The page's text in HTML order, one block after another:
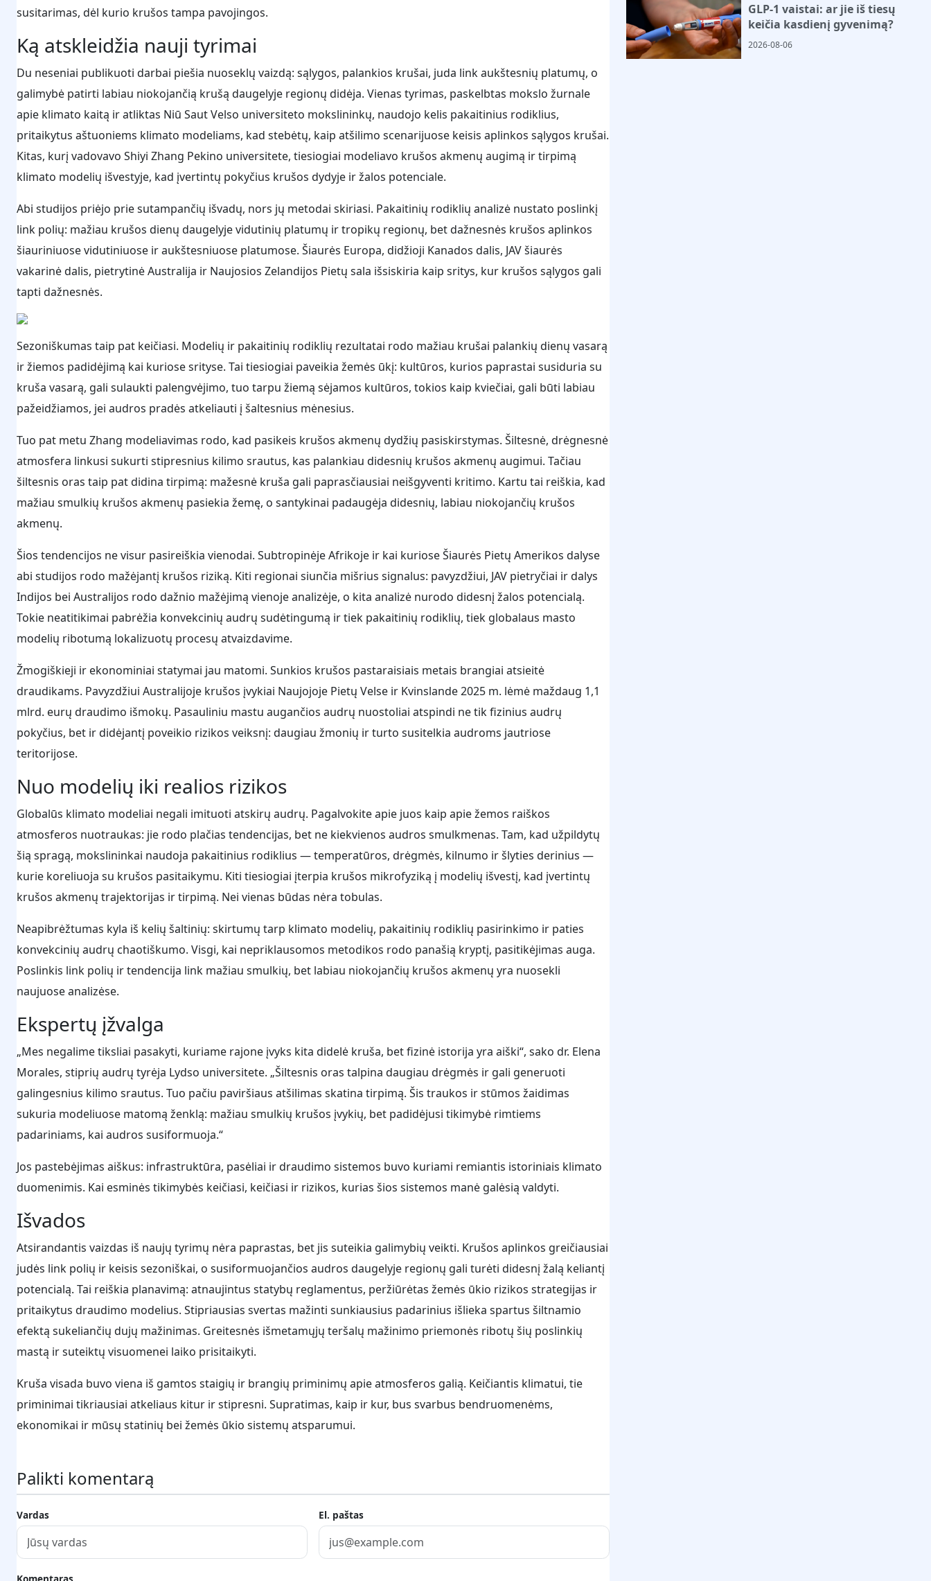
susitarimas, dėl kurio krušos tampa pavojingos.
Ką atskleidžia nauji tyrimai
Du neseniai publikuoti darbai piešia nuoseklų vaizdą: sąlygos, palankios krušai, juda link aukštesnių platumų, o
galimybė patirti labiau niokojančią krušą daugelyje regionų didėja. Vienas tyrimas, paskelbtas mokslo žurnale
apie klimato kaitą ir atliktas Niū Saut Velso universiteto mokslininkų, naudojo kelis pakaitinius rodiklius,
pritaikytus aštuoniems klimato modeliams, kad stebėtų, kaip atšilimo scenarijuose keisis aplinkos sąlygos krušai.
Kitas, kurį vadovavo Shiyi Zhang Pekino universitete, tiesiogiai modeliavo krušos akmenų augimą ir tirpimą
klimato modelių išvestyje, kad įvertintų pokyčius krušos dydyje ir žalos potenciale.
Abi studijos priėjo prie sutampančių išvadų, nors jų metodai skiriasi. Pakaitinių rodiklių analizė nustato poslinkį
link polių: mažiau krušos dienų daugelyje vidutinių platumų ir tropikų regionų, bet dažnesnės krušos aplinkos
šiauriniuose vidutiniuose ir aukštesniuose platumose. Šiaurės Europa, didžioji Kanados dalis, JAV šiaurės
vakarinė dalis, pietrytinė Australija ir Naujosios Zelandijos Pietų sala išsiskiria kaip sritys, kur krušos sąlygos gali
tapti dažnesnės.
Sezoniškumas taip pat keičiasi. Modelių ir pakaitinių rodiklių rezultatai rodo mažiau krušai palankių dienų vasarą
ir žiemos padidėjimą kai kuriose srityse. Tai tiesiogiai paveikia žemės ūkį: kultūros, kurios paprastai susiduria su
kruša vasarą, gali sulaukti palengvėjimo, tuo tarpu žiemą sėjamos kultūros, tokios kaip kviečiai, gali būti labiau
pažeidžiamos, jei audros pradės atkeliauti į šaltesnius mėnesius.
Tuo pat metu Zhang modeliavimas rodo, kad pasikeis krušos akmenų dydžių pasiskirstymas. Šiltesnė, drėgnesnė
atmosfera linkusi sukurti stipresnius kilimo srautus, kas palankiau didesnių krušos akmenų augimui. Tačiau
šiltesnis oras taip pat didina tirpimą: mažesnė kruša gali paprasčiausiai neišgyventi kritimo. Kartu tai reiškia, kad
mažiau smulkių krušos akmenų pasiekia žemę, o santykinai padaugėja didesnių, labiau niokojančių krušos
akmenų.
Šios tendencijos ne visur pasireiškia vienodai. Subtropinėje Afrikoje ir kai kuriose Šiaurės Pietų Amerikos dalyse
abi studijos rodo mažėjantį krušos riziką. Kiti regionai siunčia mišrius signalus: pavyzdžiui, JAV pietryčiai ir dalys
Indijos bei Australijos rodo dažnio mažėjimą vienoje analizėje, o kita analizė nurodo didesnį žalos potencialą.
Tokie neatitikimai pabrėžia konvekcinių audrų sudėtingumą ir tiek pakaitinių rodiklių, tiek globalaus masto
modelių ribotumą lokalizuotų procesų atvaizdavime.
Žmogiškieji ir ekonominiai statymai jau matomi. Sunkios krušos pastaraisiais metais brangiai atsieitė
draudikams. Pavyzdžiui Australijoje krušos įvykiai Naujojoje Pietų Velse ir Kvinslande 2025 m. lėmė maždaug 1,1
mlrd. eurų draudimo išmokų. Pasauliniu mastu augančios audrų nuostoliai atspindi ne tik fizinius audrų
pokyčius, bet ir didėjantį poveikio rizikos veiksnį: daugiau žmonių ir turto susitelkia audroms jautriose
teritorijose.
Nuo modelių iki realios rizikos
Globalūs klimato modeliai negali imituoti atskirų audrų. Pagalvokite apie juos kaip apie žemos raiškos
atmosferos nuotraukas: jie rodo plačias tendencijas, bet ne kiekvienos audros smulkmenas. Tam, kad užpildytų
šią spragą, mokslininkai naudoja pakaitinius rodiklius — temperatūros, drėgmės, kilnumo ir šlyties derinius —
kurie koreliuoja su krušos pasitaikymu. Kiti tiesiogiai įterpia krušos mikrofyziką į modelių išvestį, kad įvertintų
krušos akmenų trajektorijas ir tirpimą. Nei vienas būdas nėra tobulas.
Neapibrėžtumas kyla iš kelių šaltinių: skirtumų tarp klimato modelių, pakaitinių rodiklių pasirinkimo ir paties
konvekcinių audrų chaotiškumo. Visgi, kai nepriklausomos metodikos rodo panašią kryptį, pasitikėjimas auga.
Poslinkis link polių ir tendencija link mažiau smulkių, bet labiau niokojančių krušos akmenų yra nuosekli
naujuose analizėse.
Ekspertų įžvalga
„Mes negalime tiksliai pasakyti, kuriame rajone įvyks kita didelė kruša, bet fizinė istorija yra aiški“, sako dr. Elena
Morales, stiprių audrų tyrėja Lydso universitete. „Šiltesnis oras talpina daugiau drėgmės ir gali generuoti
galingesnius kilimo srautus. Tuo pačiu paviršiaus atšilimas skatina tirpimą. Šis traukos ir stūmos žaidimas
sukuria modeliuose matomą ženklą: mažiau smulkių krušos įvykių, bet padidėjusi tikimybė rimtiems
padariniams, kai audros susiformuoja.“
Jos pastebėjimas aiškus: infrastruktūra, pasėliai ir draudimo sistemos buvo kuriami remiantis istoriniais klimato
duomenimis. Kai esminės tikimybės keičiasi, keičiasi ir rizikos, kurias šios sistemos manė galėsią valdyti.
Išvados
Atsirandantis vaizdas iš naujų tyrimų nėra paprastas, bet jis suteikia galimybių veikti. Krušos aplinkos greičiausiai
judės link polių ir keisis sezoniškai, o susiformuojančios audros daugelyje regionų gali turėti didesnį žalą keliantį
potencialą. Tai reiškia planavimą: atnaujintus statybų reglamentus, peržiūrėtas žemės ūkio rizikos strategijas ir
pritaikytus draudimo modelius. Stipriausias svertas mažinti sunkiausius padarinius išlieka spartus šiltnamio
efektą sukeliančių dujų mažinimas. Greitesnės išmetamųjų teršalų mažinimo priemonės ribotų šių poslinkių
mastą ir suteiktų visuomenei laiko prisitaikyti.
Kruša visada buvo viena iš gamtos staigių ir brangių priminimų apie atmosferos galią. Keičiantis klimatui, tie
priminimai tikriausiai atkeliaus kitur ir stipresni. Supratimas, kaip ir kur, bus svarbus bendruomenėms,
ekonomikai ir mūsų statinių bei žemės ūkio sistemų atsparumui.
Palikti komentarą
Vardas El. paštas
GLP-1 vaistai: ar jie iš tiesų
keičia kasdienį gyvenimą?
2026-08-06